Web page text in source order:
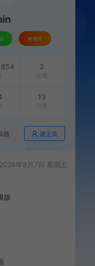
微博
2
收藏
13
分类
信 进主页
2026年8月7日 星期五
版